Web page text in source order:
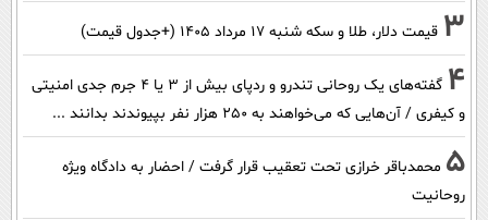
3 قیمت دلار، طلا و سکه شنبه ۱۷ مرداد ۱۴۰۵ (+جدول قیمت)
4
گفته‌های یک روحانی تندرو و ردپای بیش از ۳ یا ۴ جرم جدی امنیتی
و کیفری / آن‌هایی که می‌خواهند به ۲۵۰ هزار نفر بپیوندند بدانند ...
5 محمدباقر خرازی تحت تعقیب قرار گرفت / احضار به دادگاه ویژه
روحانیت